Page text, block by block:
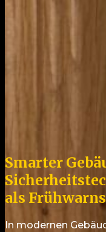
Smarter
als
In modernen